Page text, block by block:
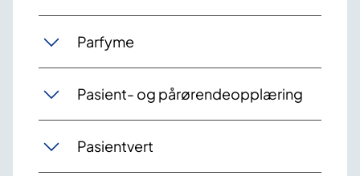
Parfyme
Pasient- og pårørendeopplæring
Pasientvert